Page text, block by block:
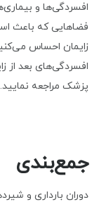
افسردگی‌ها و
فضاهایی که باعث
زایمان احساس
افسردگی‌های بعد از
پزشک مراجعه
جمع‌بندی
دوران بارداری و